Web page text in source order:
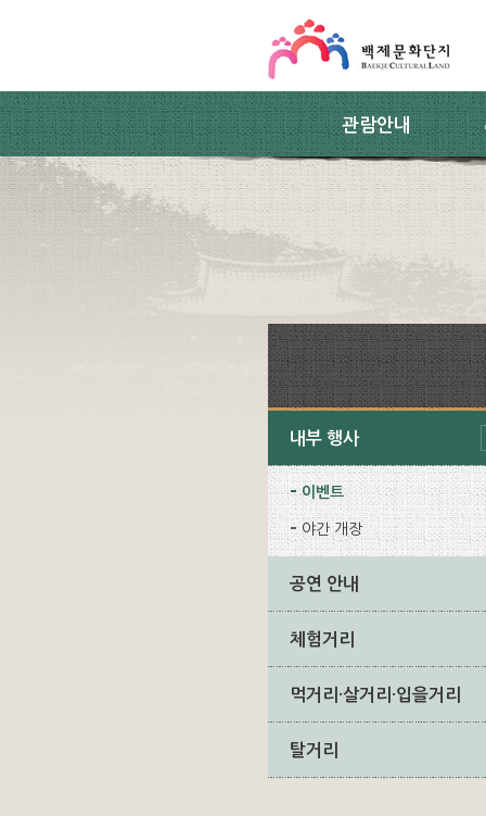
관람안내
내부 행사
이벤트
야간 개장
공연 안내
체험거리
먹거리·살거리·입을거리
탈거리